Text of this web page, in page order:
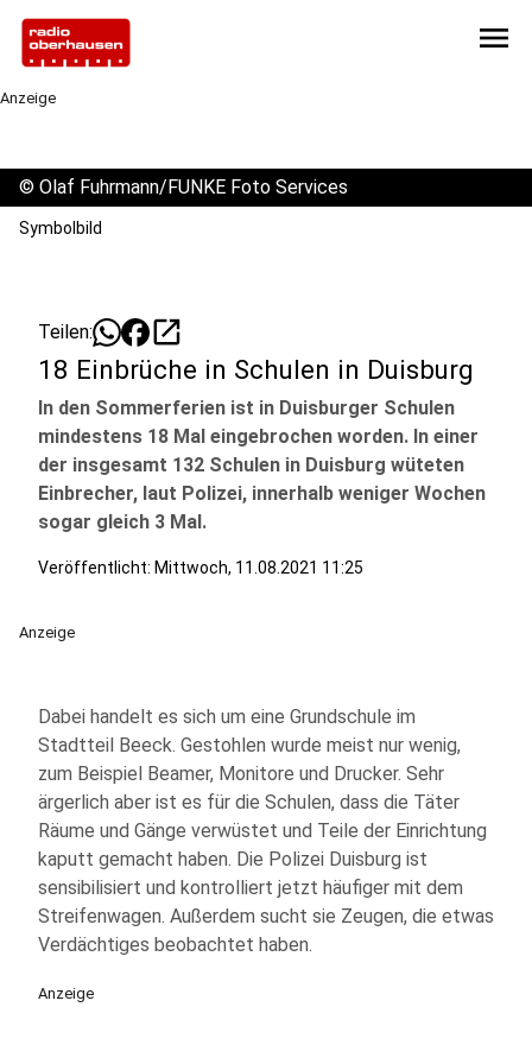
menu
Anzeige
© Olaf Fuhrmann/FUNKE Foto Services
Symbolbild
Teilen: open_in_new
18 Einbrüche in Schulen in Duisburg
In den Sommerferien ist in Duisburger Schulen
mindestens 18 Mal eingebrochen worden. In einer
der insgesamt 132 Schulen in Duisburg wüteten
Einbrecher, laut Polizei, innerhalb weniger Wochen
sogar gleich 3 Mal.
Veröffentlicht: Mittwoch, 11.08.2021 11:25
Anzeige
Dabei handelt es sich um eine Grundschule im
Stadtteil Beeck. Gestohlen wurde meist nur wenig,
zum Beispiel Beamer, Monitore und Drucker. Sehr
ärgerlich aber ist es für die Schulen, dass die Täter
Räume und Gänge verwüstet und Teile der Einrichtung
kaputt gemacht haben. Die Polizei Duisburg ist
sensibilisiert und kontrolliert jetzt häufiger mit dem
Streifenwagen. Außerdem sucht sie Zeugen, die etwas
Verdächtiges beobachtet haben.
Anzeige